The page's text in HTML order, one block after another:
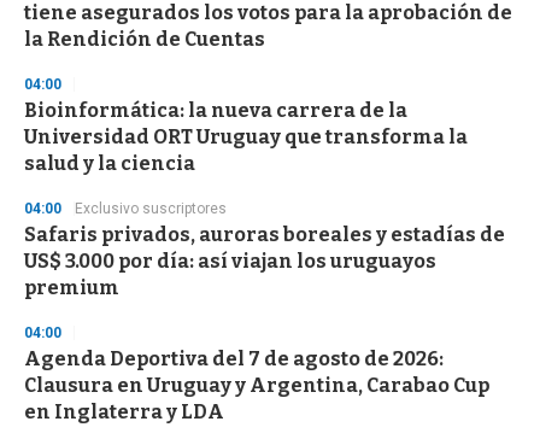
tiene asegurados los votos para la aprobación de
la Rendición de Cuentas
04:00
Bioinformática: la nueva carrera de la
Universidad ORT Uruguay que transforma la
salud y la ciencia
04:00 Exclusivo suscriptores
Safaris privados, auroras boreales y estadías de
US$ 3.000 por día: así viajan los uruguayos
premium
04:00
Agenda Deportiva del 7 de agosto de 2026:
Clausura en Uruguay y Argentina, Carabao Cup
en Inglaterra y LDA